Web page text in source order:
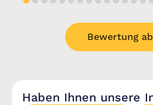
Bewertung
Haben Ihnen unsere